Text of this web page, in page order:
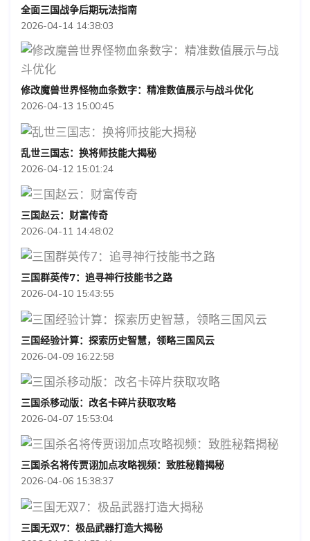
全面三国战争后期玩法指南
2026-04-14 14:38:03
修改魔兽世界怪物血条数字：精准数值展示与战斗优化
2026-04-13 15:00:45
乱世三国志：换将师技能大揭秘
2026-04-12 15:01:24
三国赵云：财富传奇
2026-04-11 14:48:02
三国群英传7：追寻神行技能书之路
2026-04-10 15:43:55
三国经验计算：探索历史智慧，领略三国风云
2026-04-09 16:22:58
三国杀移动版：改名卡碎片获取攻略
2026-04-07 15:53:04
三国杀名将传贾诩加点攻略视频：致胜秘籍揭秘
2026-04-06 15:38:37
三国无双7：极品武器打造大揭秘